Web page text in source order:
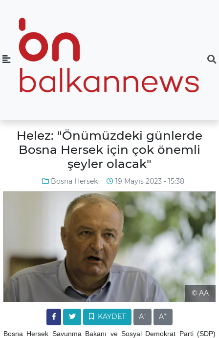
Helez: "Önümüzdeki günlerde
Bosna Hersek için çok önemli
şeyler olacak"
Bosna Hersek 19 Mayıs 2023 - 15:38
© AA
KAYDET A- A+
Bosna Hersek Savunma Bakanı ve Sosyal Demokrat Parti (SDP)